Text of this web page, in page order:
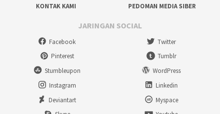
KONTAK KAMI
PEDOMAN MEDIA SIBER
JARINGAN SOCIAL
Facebook
Twitter
Pinterest
Tumblr
Stumbleupon
WordPress
Instagram
Linkedin
Deviantart
Myspace